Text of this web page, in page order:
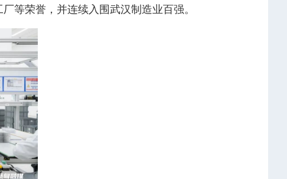
等荣誉，并连续入围武汉制造业百强。